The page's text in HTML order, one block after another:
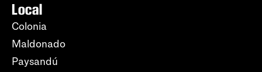
Local
Colonia
Maldonado
Paysandú